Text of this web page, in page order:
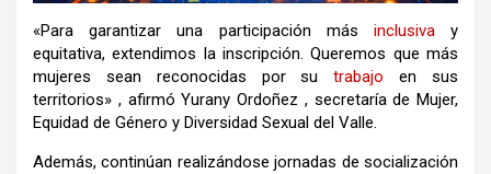
«Para garantizar una participación más inclusivay
equitativa, extendimos la inscripción. Queremos que más
mujeres sean reconocidas por sutrabajo en sus
territorios» , afirmó Yurany Ordoñez , secretaría de Mujer,
Equidad de Género y Diversidad Sexual del Valle.
Además, continúan realizándose jornadas de socialización